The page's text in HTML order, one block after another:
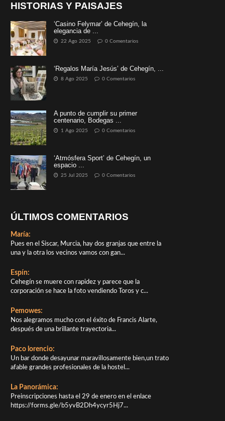
HISTORIAS Y PAISAJES
‘Casino Felymar’ de Cehegín, la
elegancia de ...
22 Ago 2025 0 Comentarios
‘Regalos María Jesús’ de Cehegín, ...
8 Ago 2025 0 Comentarios
A punto de cumplir su primer
centenario, Bodegas ...
1 Ago 2025 0 Comentarios
‘Atmósfera Sport’ de Cehegín, un
espacio ...
25 Jul 2025 0 Comentarios
ÚLTIMOS COMENTARIOS
María:
Pues en el Siscar, Murcia, hay dos granjas que entre la
una y la otra los vecinos vamos con gan...
Espín:
Cehegín se muere con rapidez y parece que la
corporación se hace la foto vendiendo Toros y c...
Pemowes:
Nos alegramos mucho con el éxito de Francis Alarte,
después de una brillante trayectoria...
Paco lorencio:
Un bar donde desayunar maravillosamente bien,un trato
afable grandes profesionales de la hostel...
La Panorámica:
Preinscripciones hasta el 29 de enero en el enlace
https://forms.gle/b5yvB2Dh4ycyr5Hj7...